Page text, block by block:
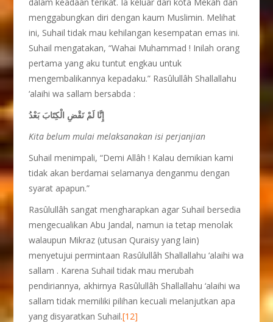
menggabungkan diri dengan kaum Muslimin. Melihat
ini, Suhail tidak mau kehilangan kesempatan emas ini.
Suhail mengatakan, “Wahai Muhammad ! Inilah orang
pertama yang aku tuntut engkau untuk
mengembalikannya kepadaku.” Rasûlullâh Shallallahu
‘alaihi wa sallam bersabda :
إِنَّالَمْ نَقْضِ الْكِتَابَ بَعْدُ
Kita belum mulai melaksanakan isi perjanjian
Suhail menimpali, “Demi Allâh ! Kalau demikian kami
tidak akan berdamai selamanya denganmu dengan
syarat apapun.”
Rasûlullâh sangat mengharapkan agar Suhail bersedia
mengecualikan Abu Jandal, namun ia tetap menolak
walaupun Mikraz (utusan Quraisy yang lain)
menyetujui permintaan Rasûlullâh Shallallahu ‘alaihi wa
sallam . Karena Suhail tidak mau merubah
pendiriannya, akhirnya Rasûlullâh Shallallahu ‘alaihi wa
sallam tidak memiliki pilihan kecuali melanjutkan apa
yang disyaratkan Suhail.[12]